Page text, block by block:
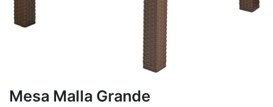
Mesa Malla Grande